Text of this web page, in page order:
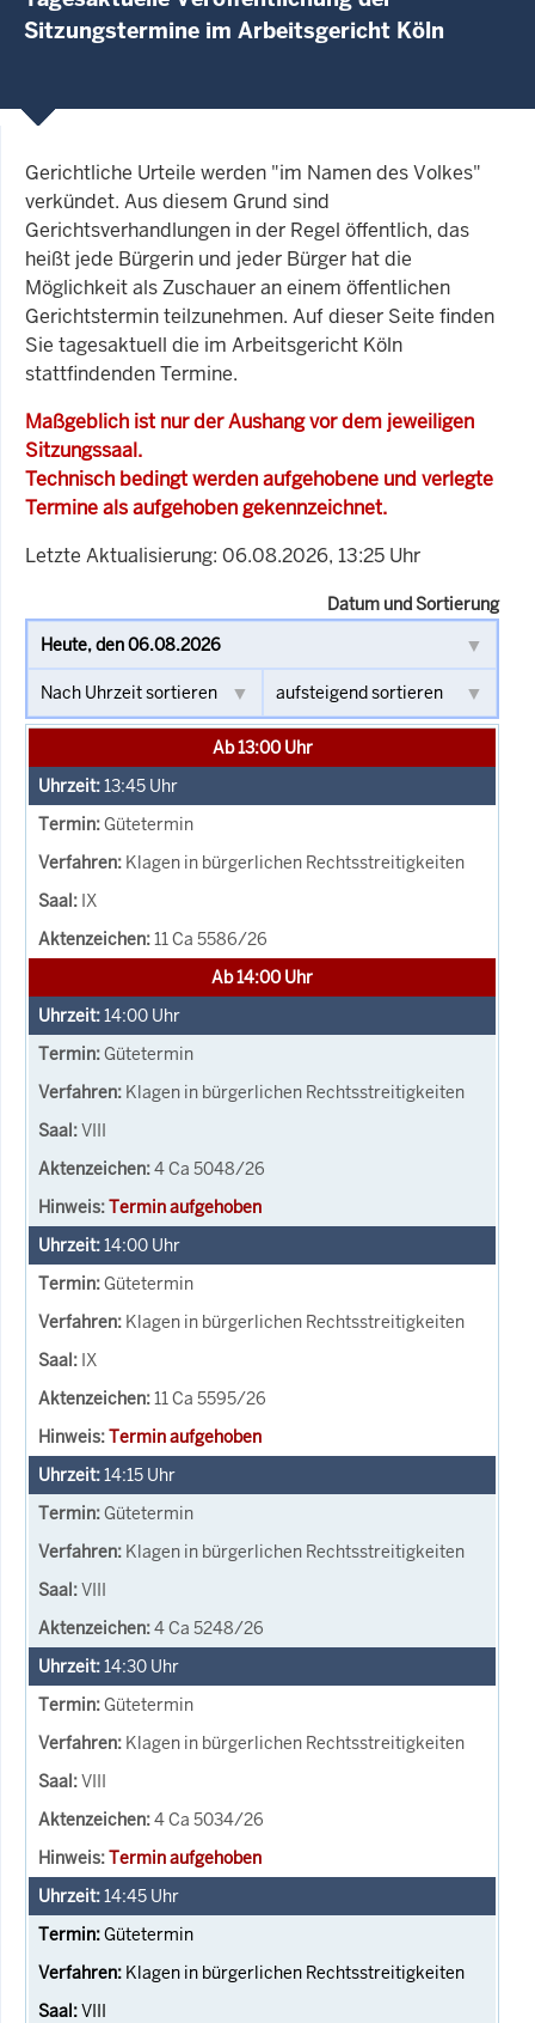
Sitzungstermine im Arbeitsgericht Köln
Gerichtliche Urteile werden "im Namen des Volkes"
verkündet. Aus diesem Grund sind
Gerichtsverhandlungen in der Regel öffentlich, das
heißt jede Bürgerin und jeder Bürger hat die
Möglichkeit als Zuschauer an einem öffentlichen
Gerichtstermin teilzunehmen. Auf dieser Seite finden
Sie tagesaktuell die im Arbeitsgericht Köln
stattfindenden Termine.
Maßgeblich ist nur der Aushang vor dem jeweiligen
Sitzungssaal.
Technisch bedingt werden aufgehobene und verlegte
Termine als aufgehoben gekennzeichnet.
Letzte Aktualisierung: 06.08.2026, 13:25 Uhr
Datum und Sortierung
Ab 13:00 Uhr
13:45 Uhr
Gütetermin
Klagen in bürgerlichen Rechtsstreitigkeiten
IX
11 Ca 5586/26
Ab 14:00 Uhr
14:00 Uhr
Gütetermin
Klagen in bürgerlichen Rechtsstreitigkeiten
VIII
4 Ca 5048/26
Termin aufgehoben
14:00 Uhr
Gütetermin
Klagen in bürgerlichen Rechtsstreitigkeiten
IX
11 Ca 5595/26
Termin aufgehoben
14:15 Uhr
Gütetermin
Klagen in bürgerlichen Rechtsstreitigkeiten
VIII
4 Ca 5248/26
14:30 Uhr
Gütetermin
Klagen in bürgerlichen Rechtsstreitigkeiten
VIII
4 Ca 5034/26
Termin aufgehoben
14:45 Uhr
Gütetermin
Klagen in bürgerlichen Rechtsstreitigkeiten
VIII